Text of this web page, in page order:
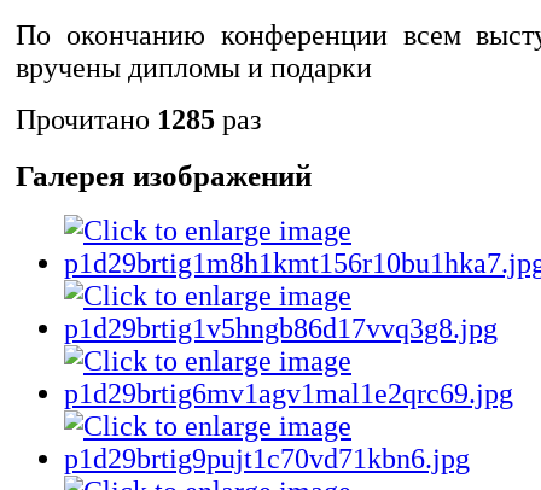
По окончанию конференции всем
вручены дипломы и подарки
Прочитано 1285 раз
Галерея изображений